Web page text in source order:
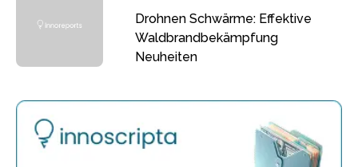
Drohnen Schwärme: Effektive
Waldbrandbekämpfung
Neuheiten